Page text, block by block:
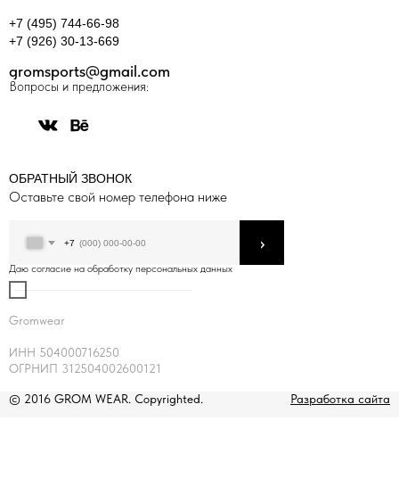
+7 (495) 744-66-98
+7 (926) 30-13-669
gromsports@gmail.com
Gromwear
ИНН 504000716250
ОГРНИП 312504002600121
© 2016 GROM WEAR. Copyrighted. Разработка сайта
Вопросы и предложения:
ОБРАТНЫЙ ЗВОНОК
Оставьте свой номер телефона ниже
+7
Даю согласие на обработку персональных данных
›